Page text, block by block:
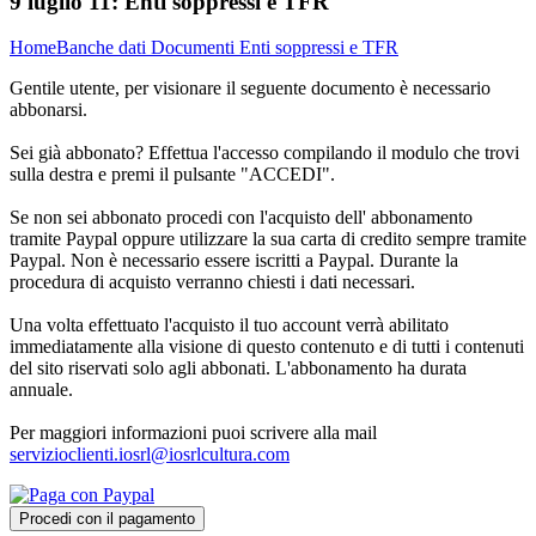
HomeBanche dati Documenti Enti soppressi e TFR
Gentile utente, per visionare il seguente documento è necessario
abbonarsi.
Sei già abbonato? Effettua l'accesso compilando il modulo che trovi
sulla destra e premi il pulsante "ACCEDI".
Se non sei abbonato procedi con l'acquisto dell' abbonamento
tramite Paypal oppure utilizzare la sua carta di credito sempre tramite
Paypal. Non è necessario essere iscritti a Paypal. Durante la
procedura di acquisto verranno chiesti i dati necessari.
Una volta effettuato l'acquisto il tuo account verrà abilitato
immediatamente alla visione di questo contenuto e di tutti i contenuti
del sito riservati solo agli abbonati. L'abbonamento ha durata
annuale.
Per maggiori informazioni puoi scrivere alla mail
servizioclienti.iosrl@iosrlcultura.com